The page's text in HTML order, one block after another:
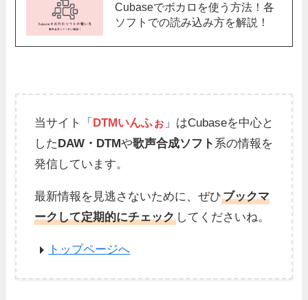
Cubaseでボカロを使う方法！各
ソフトでの読み込み方を解説！
当サイト「 DTMいんふぉ 」はCubaseを中心と
したDAW・DTMや歌声合成ソフト 系の情報を
発信しています。
最新情報を見逃さないために、ぜひブックマ
ークして定期的にチェックしてくださいね。
トップページへ